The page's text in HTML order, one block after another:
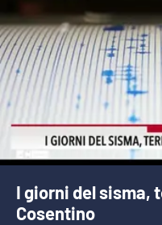
I giorni del sisma,
Cosentino